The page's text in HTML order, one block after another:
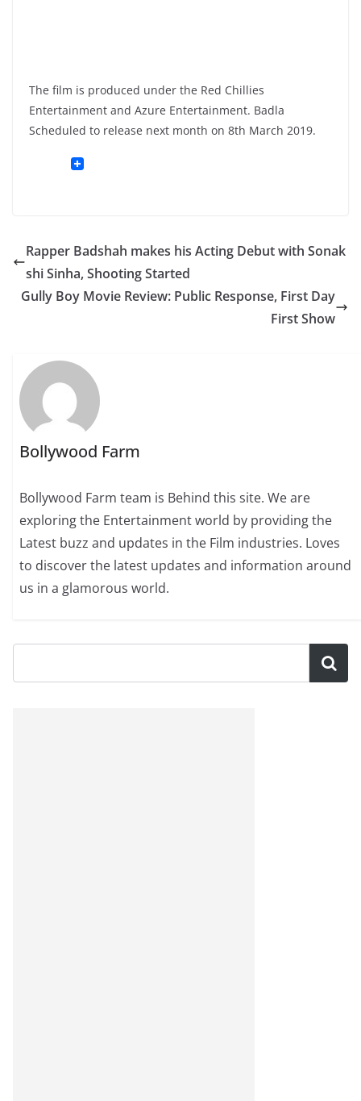
The film is produced under the Red Chillies
Entertainment and Azure Entertainment. Badla
Scheduled to release next month on 8th March 2019.
Rapper Badshah makes his Acting Debut with Sonak
shi Sinha, Shooting Started
Gully Boy Movie Review: Public Response, First Day
First Show
Bollywood Farm
Bollywood Farm team is Behind this site. We are
exploring the Entertainment world by providing the
Latest buzz and updates in the Film industries. Loves
to discover the latest updates and information around
us in a glamorous world.